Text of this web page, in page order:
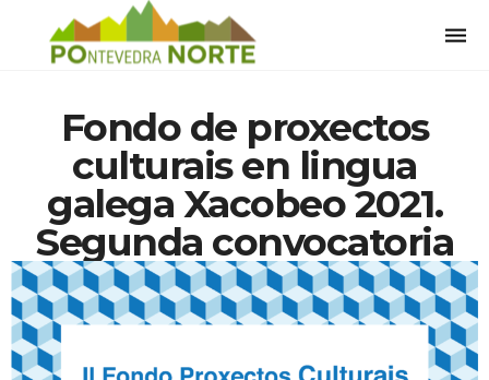
Fondo de proxectos
culturais en lingua
galega Xacobeo 2021.
Segunda convocatoria